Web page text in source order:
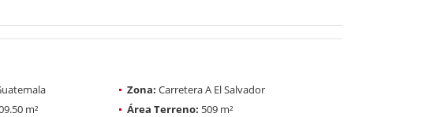
Zona: Carretera A El Salvador
m² Área Terreno: 509 m²